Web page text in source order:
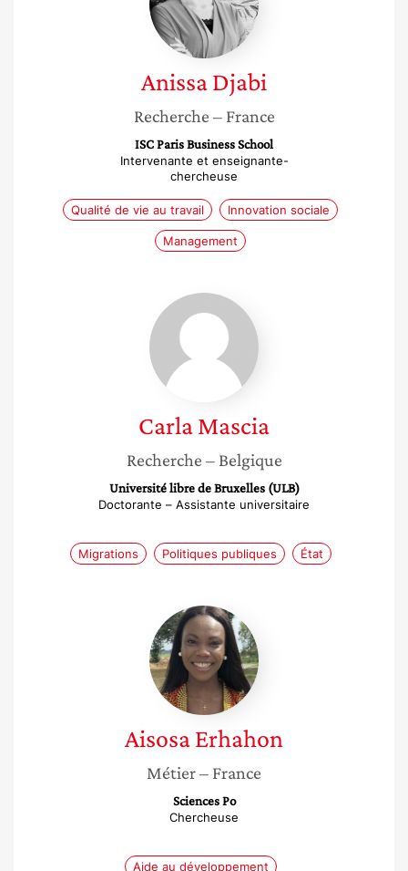
AnissaDjabi
Recherche – France
ISC Paris Business School
Intervenante et enseignante-
chercheuse
Qualité de vie au travail Innovation sociale
Management
Carla
Mascia
CarlaMascia
Recherche – Belgique
Université libre de Bruxelles (ULB)
Doctorante – Assistante universitaire
Migrations Politiques publiques État
Aisosa
Erhahon
AisosaErhahon
Métier– France
Sciences Po
Chercheuse
Aide au développement